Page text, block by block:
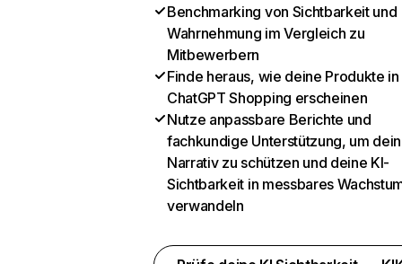
Benchmarking von Sichtbarkeit und
Wahrnehmung im Vergleich zu
Mitbewerbern
Finde heraus, wie deine Produkte in
ChatGPT Shopping erscheinen
Nutze anpassbare Berichte und
fachkundige Unterstützung, um dein
Narrativ zu schützen und deine KI-
Sichtbarkeit in messbares
verwandeln